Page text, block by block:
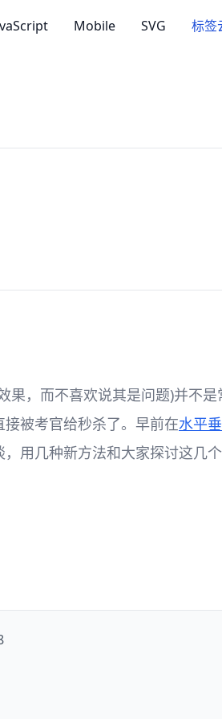
Mobile SVG 标签
果，而不喜欢说其是问题)并不
被考官给秒杀了。早前在水平
用几种新方法和大家探讨这几